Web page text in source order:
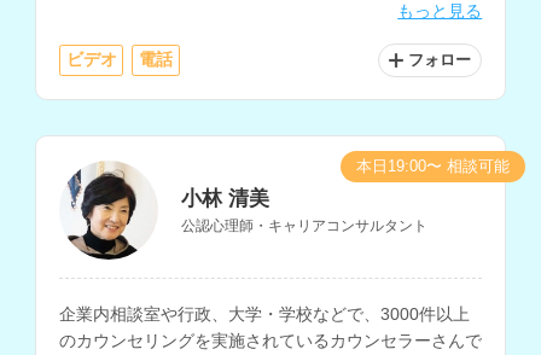
亡くした方のサポート、子育てなど、様々な相談に対応
もっと見る
ビデオ 電話 フォロー
小林 清美
公認心理師・キャリアコンサルタント
企業内相談室や行政、大学・学校などで、3000件以上
のカウンセリングを実施されているカウンセラーさんで
本日19:00〜 相談可能